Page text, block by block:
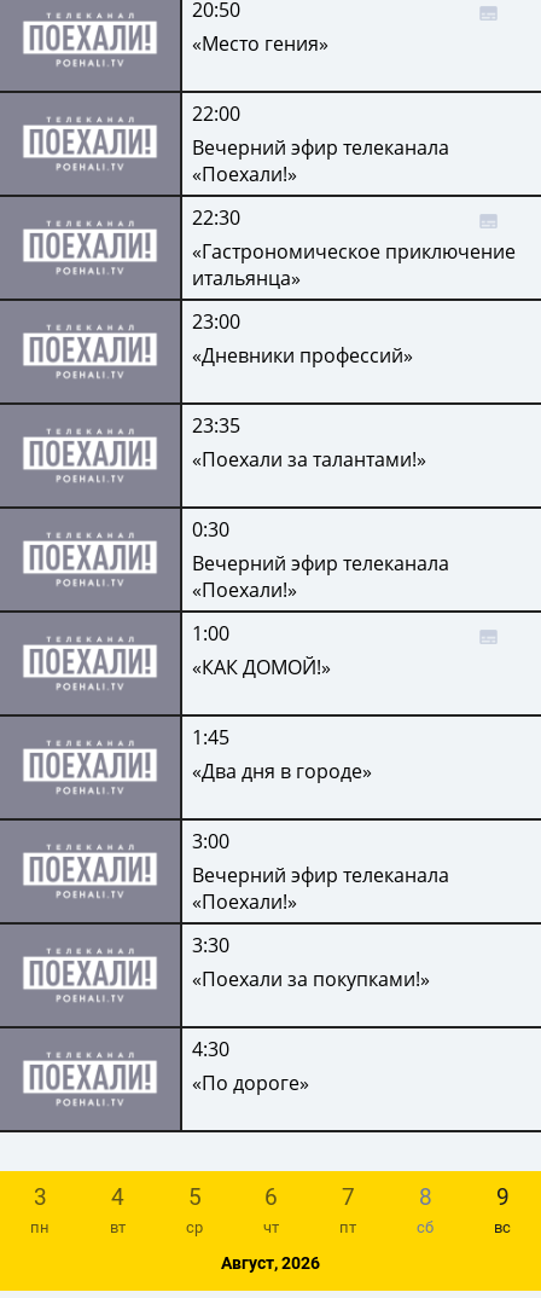
20:50
«Место гения»
22:00
Вечерний эфир телеканала
«Поехали!»
22:30
«Гастрономическое приключение
итальянца»
23:00
«Дневники профессий»
23:35
«Поехали за талантами!»
0:30
Вечерний эфир телеканала
«Поехали!»
1:00
«КАК ДОМОЙ!»
1:45
«Два дня в городе»
3:00
Вечерний эфир телеканала
«Поехали!»
3:30
«Поехали за покупками!»
4:30
«По дороге»
3
пн
4
вт
5
ср
6
чт
7
пт
8
сб
9
вс
Август, 2026